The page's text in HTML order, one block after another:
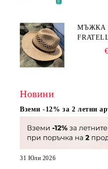
МЪЖКА
Новини
Вземи -12% за 2 летни
31 Юли 2026